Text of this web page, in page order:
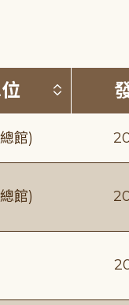
降冪)按發布
館)
館)